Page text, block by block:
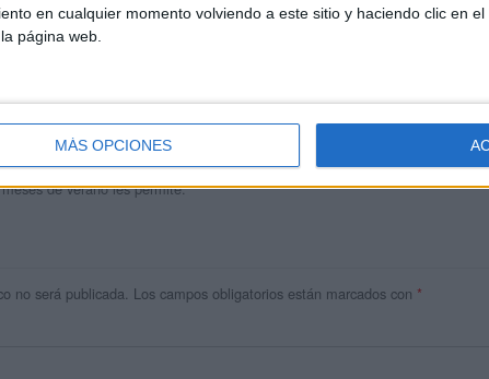
en cualquier momento volviendo a este sitio y haciendo clic en
página web.
MÁS OPCIONES
no es solo un blog, es la apuesta personal de dos profesores Ginés y
de ser pareja, son los encargados de los contenidos que encontramos
el cual, vuelcan la mayor parte del tiempo, que sus tareas como docentes, y
de verano les permite.
no será publicada. Los campos obligatorios están marcados con *